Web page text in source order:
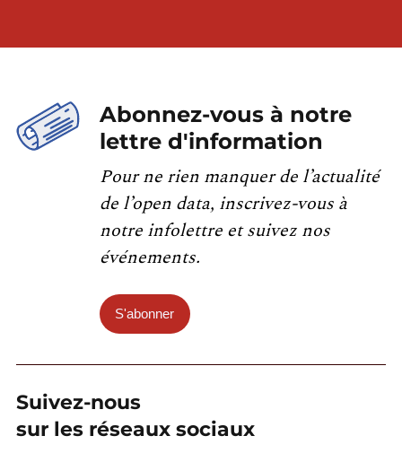
Abonnez-vous à notre
lettre d'information
Pour ne rien manquer de l’actualité
de l’open data, inscrivez-vous à
notre infolettre et suivez nos
événements.
S'abonner
Suivez-nous
sur les réseaux sociaux